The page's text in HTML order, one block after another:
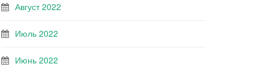
Август 2022
Июль 2022
Июнь 2022